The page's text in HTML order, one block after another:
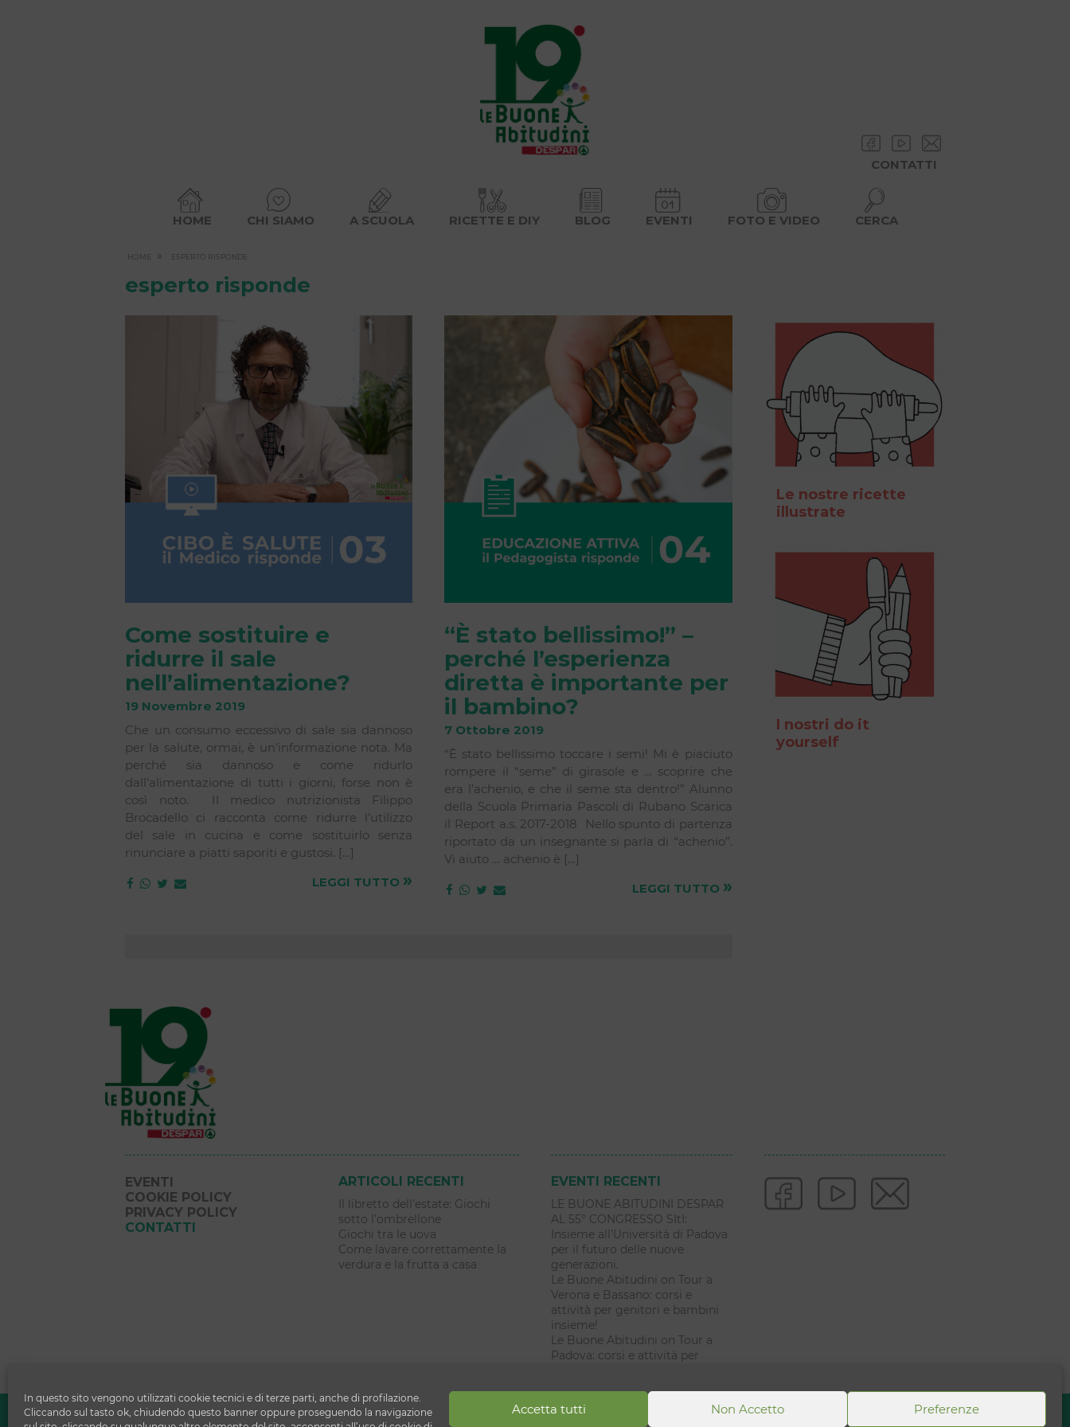
In questo sito vengono utilizzati cookie tecnici e di terze parti, anche di profilazione.
Cliccando sul tasto ok, chiudendo questo banner oppure proseguendo la navigazione
Accetta tutti Non Accetto Preferenze
CONTATTI
HOME CHI SIAMO A SCUOLA RICETTE E DIY BLOG EVENTI FOTO E VIDEO CERCA
HOME » ESPERTO RISPONDE
esperto risponde
Come sostituire e
ridurre il sale
nell’alimentazione?
19 Novembre 2019
Che un consumo eccessivo di sale sia dannoso
per la salute, ormai, è un’informazione nota. Ma
perché sia dannoso e come ridurlo
dall’alimentazione di tutti i giorni, forse non è
così noto. Il medico nutrizionista Filippo
Brocadello ci racconta come ridurre l’utilizzo
del sale in cucina e come sostituirlo senza
rinunciare a piatti saporiti e gustosi. […]
LEGGI TUTTO »
“È stato bellissimo!” –
perché l’esperienza
diretta è importante per
il bambino?
7 Ottobre 2019
“È stato bellissimo toccare i semi! Mi è piaciuto
rompere il “seme” di girasole e … scoprire che
era l’achenio, e che il seme sta dentro!” Alunno
della Scuola Primaria Pascoli di Rubano Scarica
il Report a.s. 2017-2018 Nello spunto di partenza
riportato da un insegnante si parla di “achenio”.
Vi aiuto … achenio è […]
LEGGI TUTTO »
Le nostre ricette
illustrate
I nostri do it
yourself
EVENTI
COOKIE POLICY
PRIVACY POLICY
CONTATTI
ARTICOLI RECENTI
Il libretto dell’estate: Giochi
sotto l’ombrellone
Giochi tra le uova
Come lavare correttamente la
verdura e la frutta a casa
EVENTI RECENTI
LE BUONE ABITUDINI DESPAR
AL 55° CONGRESSO SItI:
Insieme all’Università di Padova
per il futuro delle nuove
generazioni.
Le Buone Abitudini on Tour a
Verona e Bassano: corsi e
attività per genitori e bambini
insieme!
Le Buone Abitudini on Tour a
Padova: corsi e attività per
Copyright © 2026 Le Buone Abitudini